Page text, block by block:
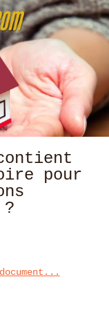
pour